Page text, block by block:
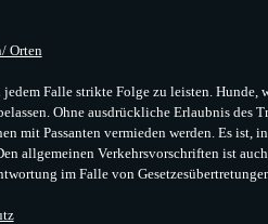
Orten
Falle strikte Folge zu leisten.
Ohne ausdrückliche Erlaubnis des
mit Passanten vermieden werden. Es ist,
allgemeinen Verkehrsvorschriften ist
im Falle von